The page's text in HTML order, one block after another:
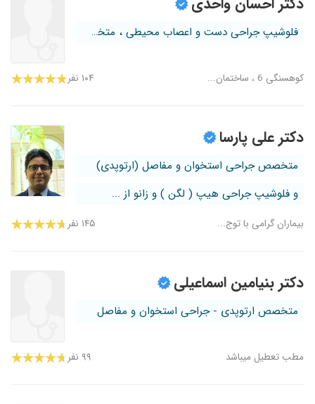
فلوشیپ جراحی دست و اعصاب محیطی ، متخص...
کوهسنگی 6 ، ساختمان... ۱۰۴ نفر
دکتر علی پارسا
متخصص جراحی استخوان و مفاصل (ارتوپدی)
و فلوشیپ جراحی هیپ ( لگن ) و زانو از ...
بیماران گرامی با توج... ۱۴۵ نفر
دکتر بنیامین اسماعیلی
متخصص ارتوپدی - جراحی استخوان و مفاصل
مطب تعطیل میباشد ۹۹ نفر